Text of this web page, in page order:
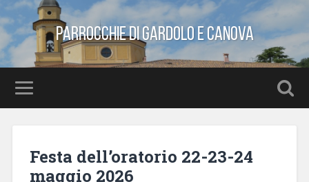
Parrocchie di Gardolo e Canova
Festa dell’oratorio 22-23-24
maggio 2026